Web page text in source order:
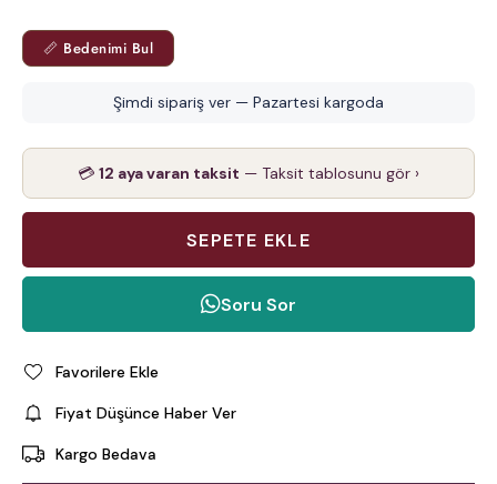
📏 Bedenimi Bul
Şimdi sipariş ver — Pazartesi kargoda
💳 12 aya varan taksit — Taksit tablosunu gör ›
Soru Sor
Favorilere Ekle
Fiyat Düşünce Haber Ver
Kargo Bedava